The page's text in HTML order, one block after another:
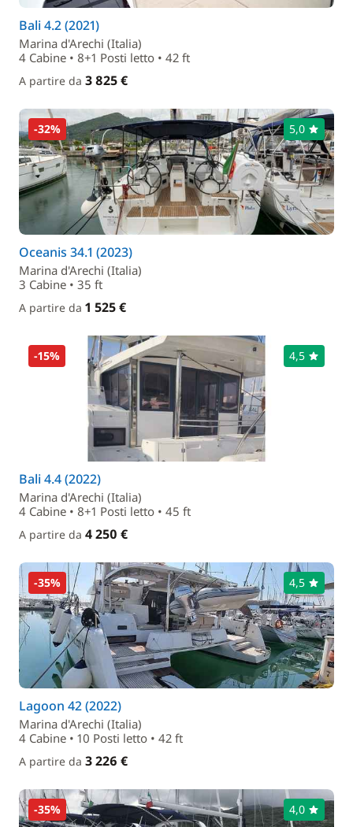
Bali 4.2 (2021)
Marina d'Arechi (Italia)
4 Cabine • 8+1 Posti letto • 42 ft
A partire da 3 825 €
-32% 5,0
Oceanis 34.1 (2023)
Marina d'Arechi (Italia)
3 Cabine • 35 ft
A partire da 1 525 €
-15% 4,5
Bali 4.4 (2022)
Marina d'Arechi (Italia)
4 Cabine • 8+1 Posti letto • 45 ft
A partire da 4 250 €
-35% 4,5
Lagoon 42 (2022)
Marina d'Arechi (Italia)
4 Cabine • 10 Posti letto • 42 ft
A partire da 3 226 €
-35% 4,0